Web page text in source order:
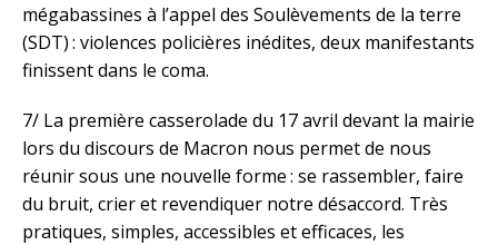
mégabassines à l’appel des Soulèvements de la terre
(SDT) : violences policières inédites, deux manifestants
finissent dans le coma.
7/ La première casserolade du 17 avril devant la mairie
lors du discours de Macron nous permet de nous
réunir sous une nouvelle forme : se rassembler, faire
du bruit, crier et revendiquer notre désaccord. Très
pratiques, simples, accessibles et efficaces, les